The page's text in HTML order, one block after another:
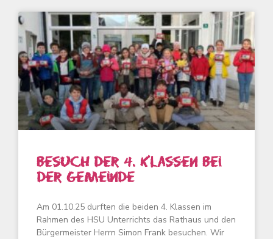
Besuch der 4. Klassen bei
der Gemeinde
Am 01.10.25 durften die beiden 4. Klassen im
Rahmen des HSU Unterrichts das Rathaus und den
Bürgermeister Herrn Simon Frank besuchen. Wir